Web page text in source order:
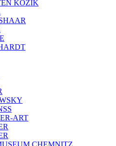
KOZIK
ART
CHEMNITZ